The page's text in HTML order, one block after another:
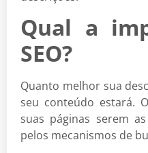
Qual a
SEO?
Quanto melhor sua
seu conteúdo estará.
suas páginas serem
pelos mecanismos de